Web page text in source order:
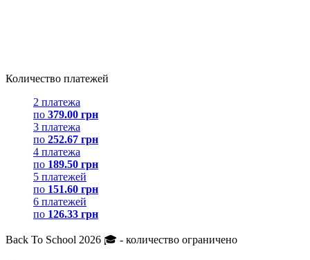
Количество платежей
2 платежа
по 379.00 грн
3 платежа
по 252.67 грн
4 платежа
по 189.50 грн
5 платежей
по 151.60 грн
6 платежей
по 126.33 грн
Back To School 2026 🎓 - количество ограничено